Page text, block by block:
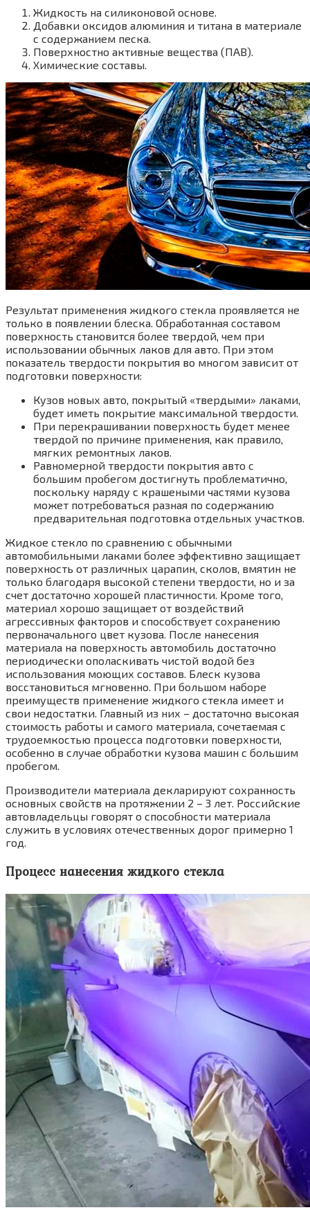
Жидкость на силиконовой основе.
Добавки оксидов алюминия и титана в материале
с содержанием песка.
Поверхностно активные вещества (ПАВ).
Химические составы.
Результат применения жидкого стекла проявляется не
только в появлении блеска. Обработанная составом
поверхность становится более твердой, чем при
использовании обычных лаков для авто. При этом
показатель твердости покрытия во многом зависит от
подготовки поверхности:
Кузов новых авто, покрытый «твердыми» лаками,
будет иметь покрытие максимальной твердости.
При перекрашивании поверхность будет менее
твердой по причине применения, как правило,
мягких ремонтных лаков.
Равномерной твердости покрытия авто с
большим пробегом достигнуть проблематично,
поскольку наряду с крашеными частями кузова
может потребоваться разная по содержанию
предварительная подготовка отдельных участков.
Жидкое стекло по сравнению с обычными
автомобильными лаками более эффективно защищает
поверхность от различных царапин, сколов, вмятин не
только благодаря высокой степени твердости, но и за
счет достаточно хорошей пластичности. Кроме того,
материал хорошо защищает от воздействий
агрессивных факторов и способствует сохранению
первоначального цвет кузова. После нанесения
материала на поверхность автомобиль достаточно
периодически ополаскивать чистой водой без
использования моющих составов. Блеск кузова
восстановиться мгновенно. При большом наборе
преимуществ применение жидкого стекла имеет и
свои недостатки. Главный из них – достаточно высокая
стоимость работы и самого материала, сочетаемая с
трудоемкостью процесса подготовки поверхности,
особенно в случае обработки кузова машин с большим
пробегом.
Производители материала декларируют сохранность
основных свойств на протяжении 2 – 3 лет. Российские
автовладельцы говорят о способности материала
служить в условиях отечественных дорог примерно 1
год.
Процесс нанесения жидкого стекла